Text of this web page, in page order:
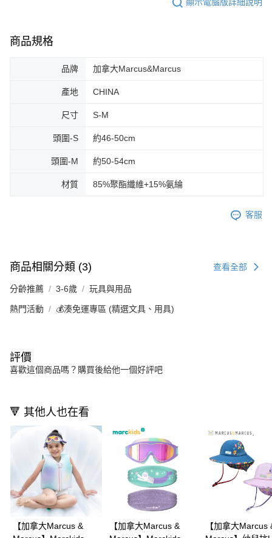
商品規格
品牌 加拿大Marcus&Marcus
產地 CHINA
尺寸 S-M
頭圍-S 約46-50cm
頭圍-M 約50-54cm
材質 85%聚酯纖維+15%氨綸
客服
商品相關分類 (3) 查看全部
分齡推薦 3-6歲 玩具與用品
熱門活動 💰湊免運專區 (精選文具、用具)
評價
喜歡這個商品嗎？購買後給他一個好評吧
🔻 其他人也在看
【加拿大Marcus &
【加拿大Marcus &
【加拿大Marcus